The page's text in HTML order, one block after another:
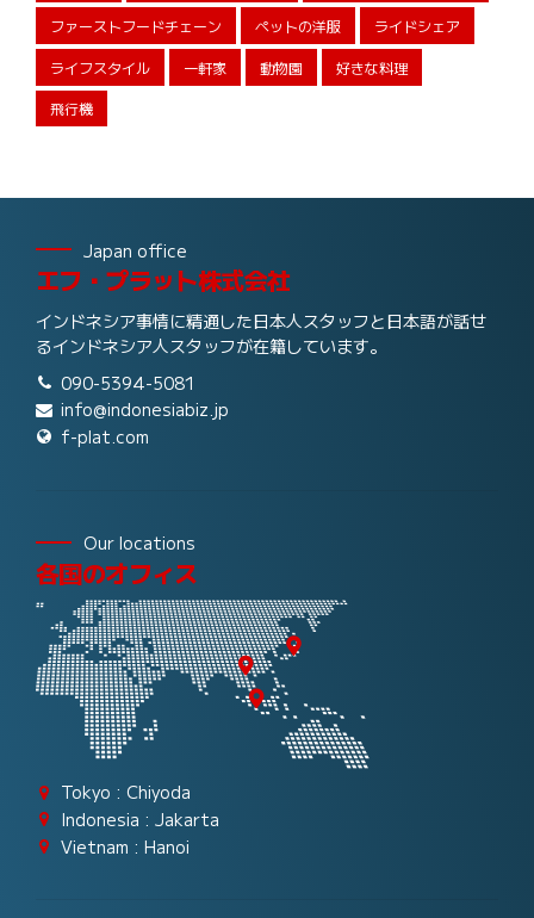
ファーストフードチェーン ペットの洋服 ライドシェア
ライフスタイル 一軒家 動物園 好きな料理
飛行機
Japan office
エフ・プラット株式会社
インドネシア事情に精通した日本人スタッフと日本語が話せ
るインドネシア人スタッフが在籍しています。
090-5394-5081
info@indonesiabiz.jp
f-plat.com
Our locations
各国のオフィス
Tokyo : Chiyoda
Indonesia : Jakarta
Vietnam : Hanoi